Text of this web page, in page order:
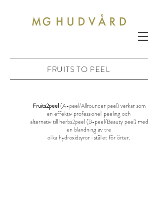
FRUITS TO PEEL
Fruits2peel(A-peel/Allrounder peel) verkar som
en effektiv professionell peeling och
alternativ till herbs2peel (B-peel/Beauty peel) med
en blandning av tre
olika hydroxidsyror i stället för örter.